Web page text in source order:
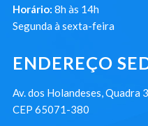
Horário: 8h às 14h
Segunda à sexta-feira
ENDEREÇO
Av. dos Holandeses, Quadra
CEP 65071-380